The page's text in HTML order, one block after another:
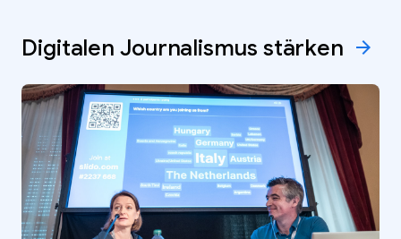
Digitalen Journalismus stärken arrow_forward